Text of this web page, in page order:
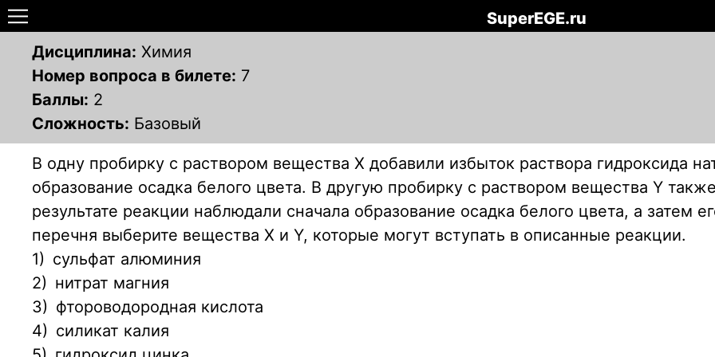
SuperEGE.ru
Дисциплина: Химия
Номер вопроса в билете: 7
Баллы: 2
Сложность: Базовый
В одну пробирку с раствором вещества X добавили избыток раствора гидроксида
образование осадка белого цвета. В другую пробирку с раствором вещества Y
результате реакции наблюдали сначала образование осадка белого цвета, а затем
перечня выберите вещества X и Y, которые могут вступать в описанные реакции.
1) сульфат алюминия
2) нитрат магния
3) фтороводородная кислота
4) силикат калия